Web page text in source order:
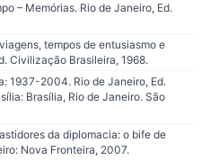
– Memórias. Rio de Janeiro, Ed.
tempos de entusiasmo e
Civilização Brasileira, 1968.
1937-2004. Rio de Janeiro, Ed.
Brasília, Rio de Janeiro. São
da diplomacia: o bife de
Nova Fronteira, 2007.